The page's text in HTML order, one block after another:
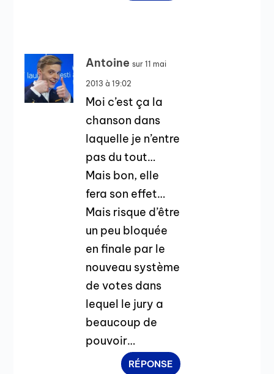
Antoine sur 11 mai
2013 à 19:02
Moi c’est ça la
chanson dans
laquelle je n’entre
pas du tout…
Mais bon, elle
fera son effet…
Mais risque d’être
un peu bloquée
en finale par le
nouveau système
de votes dans
lequel le jury a
beaucoup de
pouvoir…
RÉPONSE